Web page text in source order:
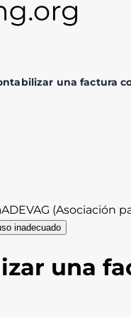
una factura
ADEVAG (Asociación
inadecuado
una